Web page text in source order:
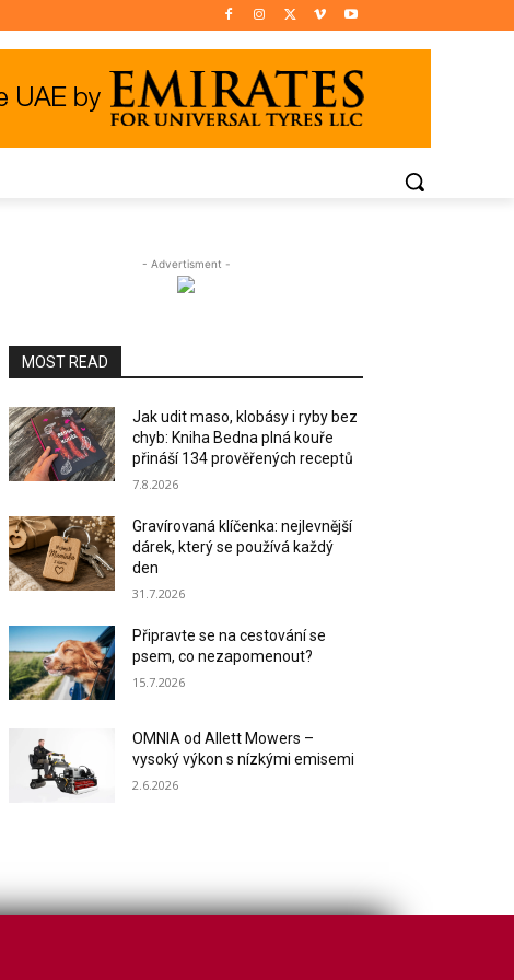
- Advertisment -
MOST READ
Jak udit maso, klobásy i ryby bez
chyb: Kniha Bedna plná kouře
přináší 134 prověřených receptů
7.8.2026
Gravírovaná klíčenka: nejlevnější
dárek, který se používá každý
den
31.7.2026
Připravte se na cestování se
psem, co nezapomenout?
15.7.2026
OMNIA od Allett Mowers –
vysoký výkon s nízkými emisemi
2.6.2026